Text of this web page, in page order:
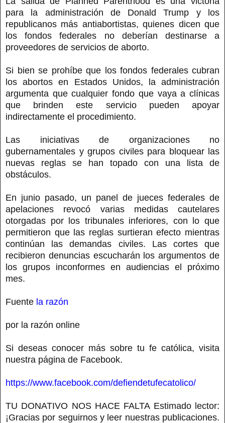
para la administración de Donald Trump y los
republicanos más antiabortistas, quienes dicen que
los fondos federales no deberían destinarse a
proveedores de servicios de aborto.
Si bien se prohíbe que los fondos federales cubran
los abortos en Estados Unidos, la administración
argumenta que cualquier fondo que vaya a clínicas
que brinden este servicio pueden apoyar
indirectamente el procedimiento.
Las iniciativas de organizaciones no
gubernamentales y grupos civiles para bloquear las
nuevas reglas se han topado con una lista de
obstáculos.
En junio pasado, un panel de jueces federales de
apelaciones revocó varias medidas cautelares
otorgadas por los tribunales inferiores, con lo que
permitieron que las reglas surtieran efecto mientras
continúan las demandas civiles. Las cortes que
recibieron denuncias escucharán los argumentos de
los grupos inconformes en audiencias el próximo
mes.
Fuente la razón
por la razón online
Si deseas conocer más sobre tu fe católica, visita
nuestra página de Facebook.
https://www.facebook.com/defiendetufecatolico/
TU DONATIVO NOS HACE FALTA Estimado lector:
¡Gracias por seguirnos y leer nuestras publicaciones.